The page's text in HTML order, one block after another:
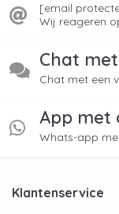
[email
Wij reageren
Chat
Chat met een
App met
Whats-app
Klantenservice